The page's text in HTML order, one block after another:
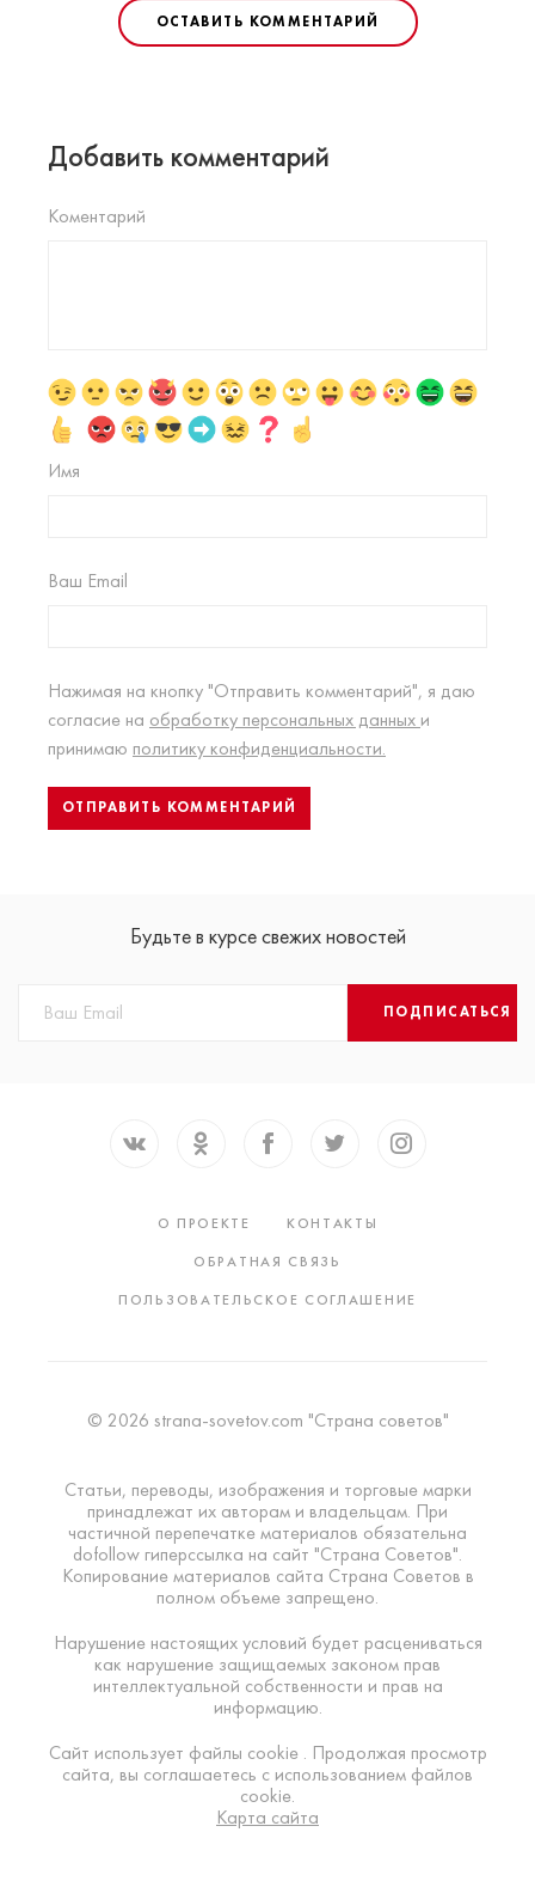
ОСТАВИТЬ КОММЕНТАРИЙ
Добавить комментарий
Коментарий
Имя
Ваш Email
Нажимая на кнопку "Отправить комментарий", я даю
согласие на обработку персональных данных и
принимаю политику конфиденциальности.
Будьте в курсе свежих новостей
ПОДПИСАТЬСЯ
О ПРОЕКТЕ
КОНТАКТЫ
ОБРАТНАЯ СВЯЗЬ
ПОЛЬЗОВАТЕЛЬСКОЕ СОГЛАШЕНИЕ
© 2026 strana-sovetov.com "Страна советов"
Статьи, переводы, изображения и торговые марки
принадлежат их авторам и владельцам. При
частичной перепечатке материалов обязательна
dofollow гиперссылка на сайт "Страна Советов".
Копирование материалов сайта Страна Советов в
полном объеме запрещено.
Нарушение настоящих условий будет расцениваться
как нарушение защищаемых законом прав
интеллектуальной собственности и прав на
информацию.
Сайт использует файлы cookie . Продолжая просмотр
сайта, вы соглашаетесь с использованием файлов
cookie.
Карта сайта